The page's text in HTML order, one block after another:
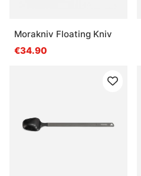
Morakniv Floating Kniv
€34.90